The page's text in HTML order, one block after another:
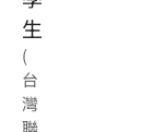
生
(
台
灣